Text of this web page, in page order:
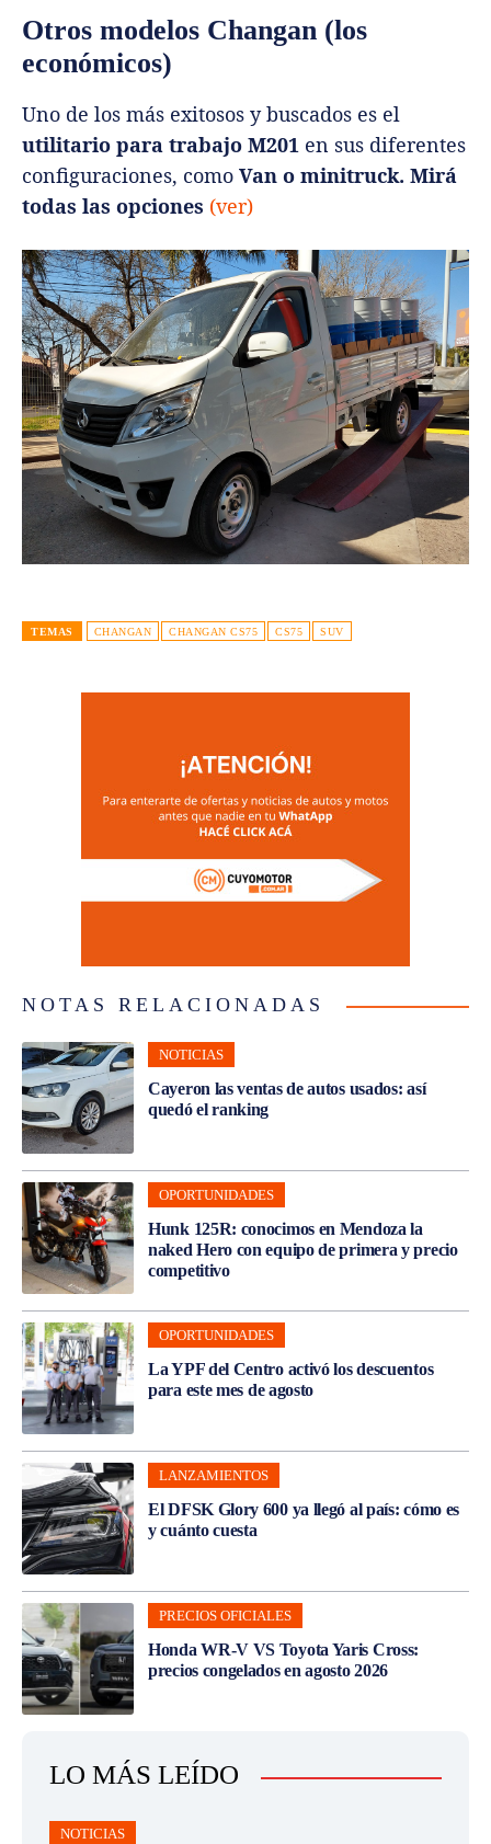
Otros modelos Changan (los
económicos)
Uno de los más exitosos y buscados es el
utilitario para trabajo M201 en sus diferentes
configuraciones, como Van o minitruck. Mirá
todas las opciones (ver)
TEMAS CHANGAN CHANGAN CS75 CS75 SUV
NOTAS RELACIONADAS
NOTICIAS
Cayeron las ventas de autos usados: así
quedó el ranking
OPORTUNIDADES
Hunk 125R: conocimos en Mendoza la
naked Hero con equipo de primera y precio
competitivo
OPORTUNIDADES
La YPF del Centro activó los descuentos
para este mes de agosto
LANZAMIENTOS
El DFSK Glory 600 ya llegó al país: cómo es
y cuánto cuesta
PRECIOS OFICIALES
Honda WR-V VS Toyota Yaris Cross:
precios congelados en agosto 2026
LO MÁS LEÍDO
NOTICIAS